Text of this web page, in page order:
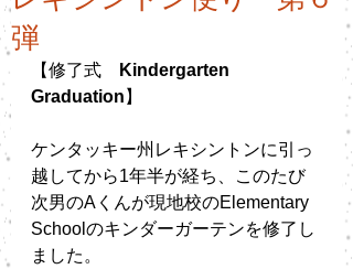
弾
【修了式
Kindergarten
Graduation 】
ケンタッキー州レキシントンに引っ
越してから1年半が経ち、このたび
次男のAくんが現地校のElementary
Schoolのキンダーガーテンを修了し
ました。